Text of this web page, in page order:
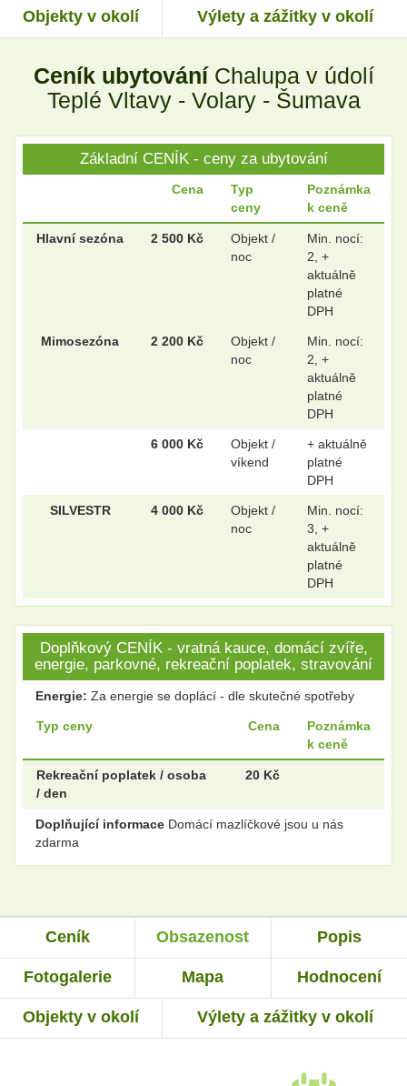
Objekty v okolí Výlety a zážitky v okolí
Ceník ubytování Chalupa v údolí
Teplé Vltavy - Volary - Šumava
Základní CENÍK - ceny za ubytování
Cena
Typ
ceny
Poznámka
k ceně
Hlavní sezóna 2 500 Kč
Objekt /
noc
Min. nocí:
2, +
aktuálně
platné
DPH
Mimosezóna 2 200 Kč
Objekt /
noc
Min. nocí:
2, +
aktuálně
platné
DPH
6 000 Kč
Objekt /
víkend
+ aktuálně
platné
DPH
SILVESTR 4 000 Kč
Objekt /
noc
Min. nocí:
3, +
aktuálně
platné
DPH
Doplňkový CENÍK - vratná kauce, domácí zvíře,
energie, parkovné, rekreační poplatek, stravování
Energie: Za energie se doplácí - dle skutečné spotřeby
Typ ceny Cena
Poznámka
k ceně
Rekreační poplatek / osoba
/ den
20 Kč
Doplňující informace Domácí mazlíčkové jsou u nás
zdarma
Ceník Obsazenost Popis
Fotogalerie Mapa Hodnocení
Objekty v okolí Výlety a zážitky v okolí